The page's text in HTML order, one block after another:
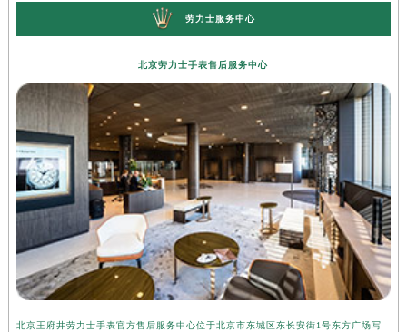
劳力士服务中心
北京劳力士手表售后服务中心
北京王府井劳力士手表官方售后服务中心位于北京市东城区东长安街1号东方广场写